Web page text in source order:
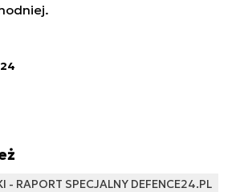
- RAPORT SPECJALNY DEFENCE24.PL